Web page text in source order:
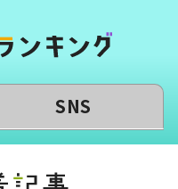
SNS